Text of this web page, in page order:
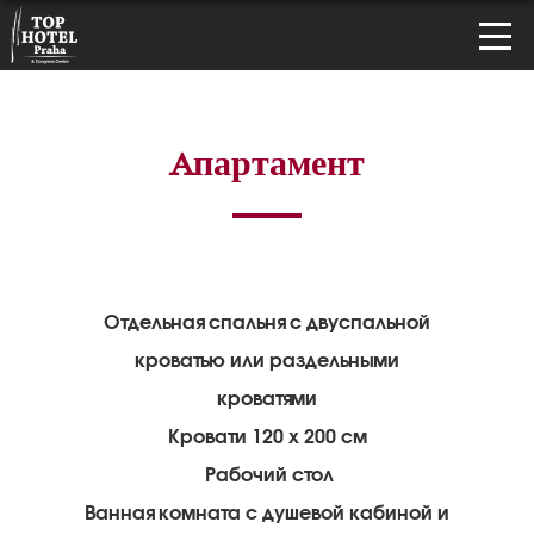
Aпартамент
Отдельная спальня с двуспальной
кроватью или раздельными
кроватями
Кровати 120 x 200 см
Рабочий стол
Ванная комната с душевой кабиной и